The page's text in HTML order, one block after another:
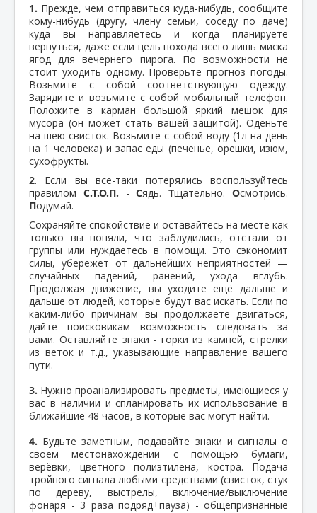
1. Прежде, чем отправиться куда-нибудь, сообщите
кому-нибудь (другу, члену семьи, соседу по даче)
куда вы направляетесь и когда планируете
вернуться, даже если цель похода всего лишь миска
ягод для вечернего пирога. По возможности не
стоит уходить одному. Проверьте прогноз погоды.
Возьмите с собой соответствующую одежду.
Зарядите и возьмите с собой мобильный телефон.
Положите в карман большой яркий мешок для
мусора (он может стать вашей защитой). Оденьте
на шею свисток. Возьмите с собой воду (1л на день
на 1 человека) и запас еды (печенье, орешки, изюм,
сухофрукты.
2. Если вы все-таки потерялись воспользуйтесь
правилом С.Т.О.П. -Сядь. Тщательно.Осмотрись.
Подумай.
Сохраняйте спокойствие и оставайтесь на месте как
только вы поняли, что заблудились, отстали от
группы или нуждаетесь в помощи. Это сэкономит
силы, убережёт от дальнейших неприятностей —
случайных падений, ранений, ухода вглубь.
Продолжая движение, вы уходите ещё дальше и
дальше от людей, которые будут вас искать. Если по
каким-либо причинам вы продолжаете двигаться,
дайте поисковикам возможность следовать за
вами. Оставляйте знаки - горки из камней, стрелки
из веток и т.д., указывающие направление вашего
пути.
3. Нужно проанализировать предметы, имеющиеся у
вас в наличии и спланировать их использование в
ближайшие 48 часов, в которые вас могут найти.
4. Будьте заметным, подавайте знаки и сигналы о
своём местонахождении с помощью бумаги,
верёвки, цветного полиэтилена, костра. Подача
тройного сигнала любыми средствами (свисток, стук
по дереву, выстрелы, включение/выключение
фонаря - 3 раза подряд+пауза) - общепризнанные